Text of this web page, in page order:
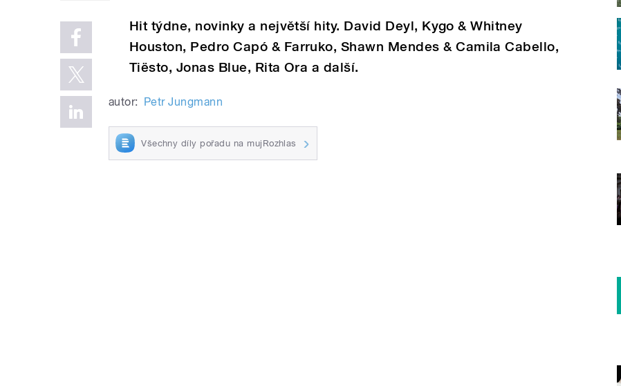
Hit týdne, novinky a největší hity. David Deyl, Kygo & Whitney
Houston, Pedro Capó & Farruko, Shawn Mendes & Camila Cabello,
Tiësto, Jonas Blue, Rita Ora a další.
autor: Petr Jungmann
Všechny díly pořadu na mujRozhlas